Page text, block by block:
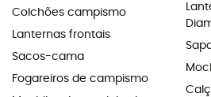
Colchões campismo
Lanternas frontais
Sacos-cama
Fogareiros de campismo